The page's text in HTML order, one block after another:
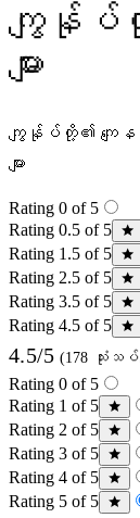
ကျွန်ုပ်တို့
များ
ကျွန်ုပ်တို့၏ ကျေန
များ
Rating 0 of 5
Rating 0.5 of 5
Rating 1.5 of 5
Rating 2.5 of 5
Rating 3.5 of 5
Rating 4.5 of 5
4.5/5 (178 သုံးသပ်ခ
Rating 0 of 5
Rating 1 of 5
Rating 2 of 5
Rating 3 of 5
Rating 4 of 5
Rating 5 of 5